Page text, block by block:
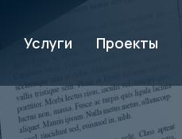
Услуги Проекты